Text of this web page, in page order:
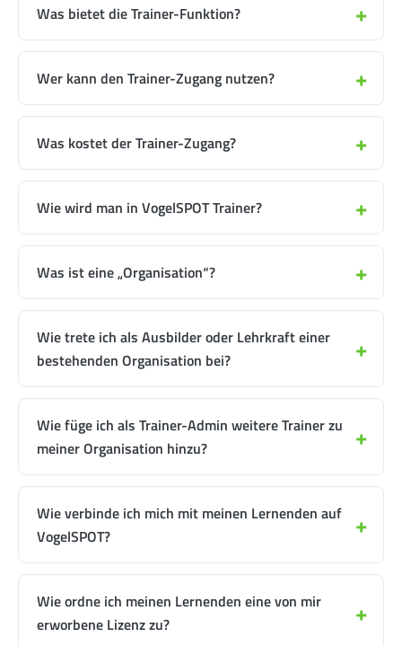
Was bietet die Trainer-Funktion?
Wer kann den Trainer-Zugang nutzen?
Was kostet der Trainer-Zugang?
Wie wird man in VogelSPOT Trainer?
Was ist eine „Organisation“?
Wie trete ich als Ausbilder oder Lehrkraft einer
bestehenden Organisation bei?
Wie füge ich als Trainer-Admin weitere Trainer zu
meiner Organisation hinzu?
Wie verbinde ich mich mit meinen Lernenden auf
VogelSPOT?
Wie ordne ich meinen Lernenden eine von mir
erworbene Lizenz zu?